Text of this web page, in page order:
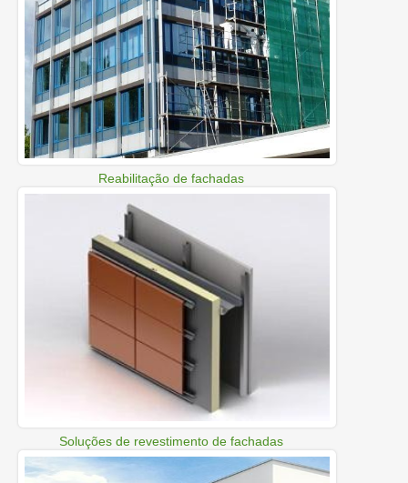
Reabilitação de fachadas
Soluções de revestimento de fachadas